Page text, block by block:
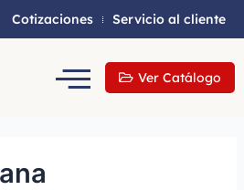
Cotizaciones Servicio al cliente
Ver Catálogo